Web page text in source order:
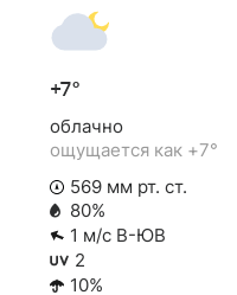
+7°
облачно
ощущается как +7°
569 мм рт. ст.
80%
1 м/с В-ЮВ
2
10%